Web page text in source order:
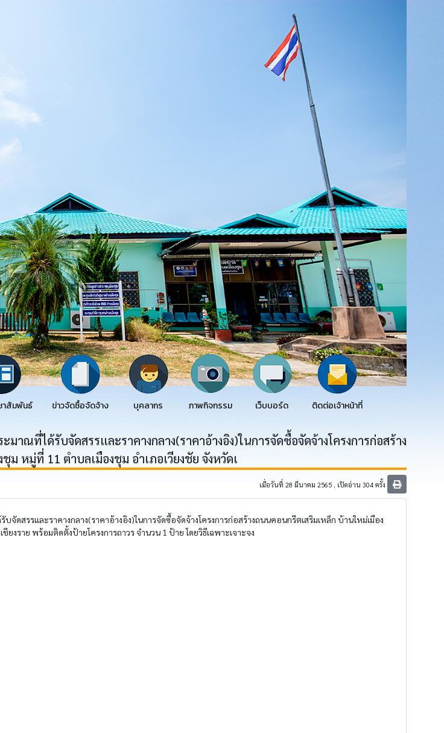
าสัมพันธ์ ข่าวจัดซื้อจัดจ้าง บุคลากร ภาพกิจกรรม เว็บบอร์ด ติดต่อเจ้าหน้าที่
มาณที่ได้รับจัดสรรและราคางกลาง(ราคาอ้างอิง)ในการจัดซื้อจัดจ้างโครงการก่อสร้าง
หมู่ที่ 11 ตำบลเมืองชุม อำเภอเวียงชัย จังหวัดเ
เมื่อวันที่ 28 มีนาคม 2565 , เปิดอ่าน 304 ครั้ง
จัดสรรและราคางกลาง(ราคาอ้างอิง)ในการจัดซื้อจัดจ้างโครงการก่อสร้างถนนคอนกรีตเสริมเหล็ก บ้านใหม่เมือง
ยงราย พร้อมติดตั้งป้ายโครงการถาวร จำนวน 1 ป้าย โดยวิธีเฉพาะเจาะจง